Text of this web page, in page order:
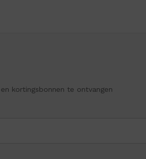
kortingsbonnen te ontvangen